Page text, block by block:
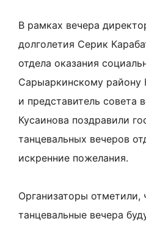
В рамках вечера
долголетия Серик
отдела оказания
Сарыаркинскому району
и представитель совета
Кусаинова поздравили
танцевальных вечеров
искренние пожелания.
Организаторы отметили,
танцевальные вечера